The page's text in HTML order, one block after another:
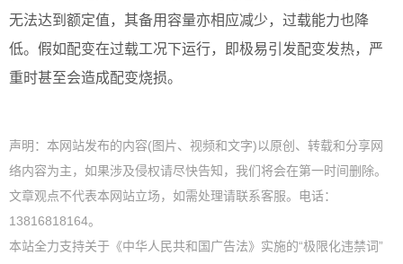
无法达到额定值，其备用容量亦相应减少，过载能力也降
低。假如配变在过载工况下运行，即极易引发配变发热，严
重时甚至会造成配变烧损。
声明：本网站发布的内容(图片、视频和文字)以原创、转载和分享网
络内容为主，如果涉及侵权请尽快告知，我们将会在第一时间删除。
文章观点不代表本网站立场，如需处理请联系客服。电话：
13816818164。
本站全力支持关于《中华人民共和国广告法》实施的“极限化违禁词”